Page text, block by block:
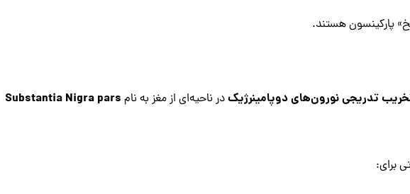
پارکینسون هستند.
تدریجی نورون‌های دوپامینرژیکدر ناحیه‌ای از مغز به نام Substantia Nigra pars
برای: